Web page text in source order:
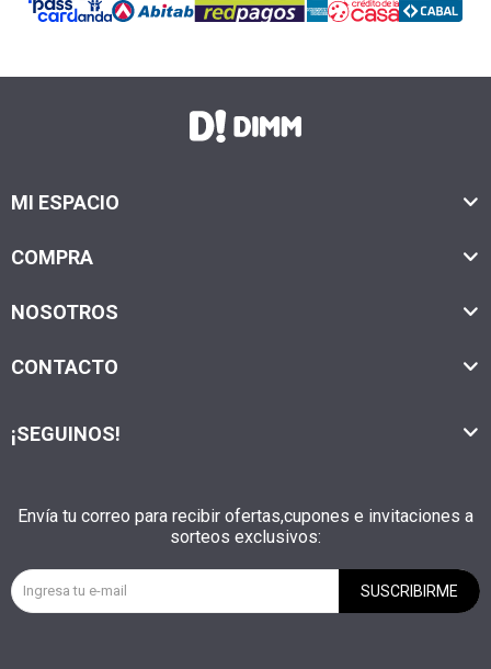
MI ESPACIO
COMPRA
NOSOTROS
CONTACTO
Envía tu correo para recibir ofertas,cupones e invitaciones a
sorteos exclusivos:
SUSCRIBIRME
¡SEGUINOS!